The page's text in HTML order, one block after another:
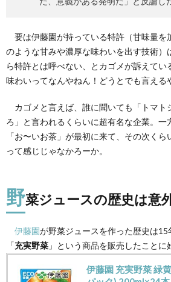
要は伊藤園が持っている特許（甘味量を
のような甘みや濃厚な味わいを出す技術）
ら特許とは呼べない、とカゴメが訴えてい
味わいってなんやねん！どうとでも言える
カゴメと言えば、誰に聞いても「トマト
ろ」と言われるくらいに超有名な企業。一
「お〜いお茶」が最初に来て、その次くら
って感じじゃなかろーか。
野菜ジュースの歴史は意
伊藤園が野菜ジュースを作った歴史は
「充実野菜 」という商品を販売したことに
伊藤園 充実野菜 緑